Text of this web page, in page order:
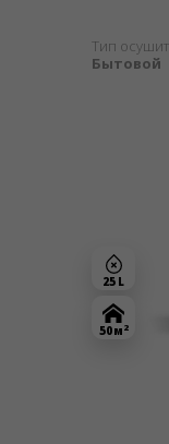
Тип
Бытовой
25 L
50 м 2